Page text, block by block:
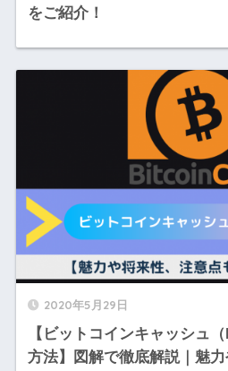
をご紹介！
2020年5月29日
【ビットコインキャッシュ
方法】図解で徹底解説｜魅